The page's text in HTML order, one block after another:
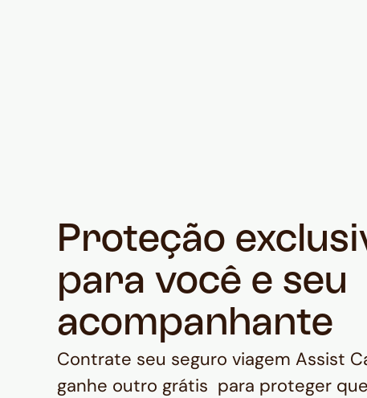
Proteção
para você e seu
acompanhante
Contrate seu seguro viagem Assist
ganhe outro grátis para proteger